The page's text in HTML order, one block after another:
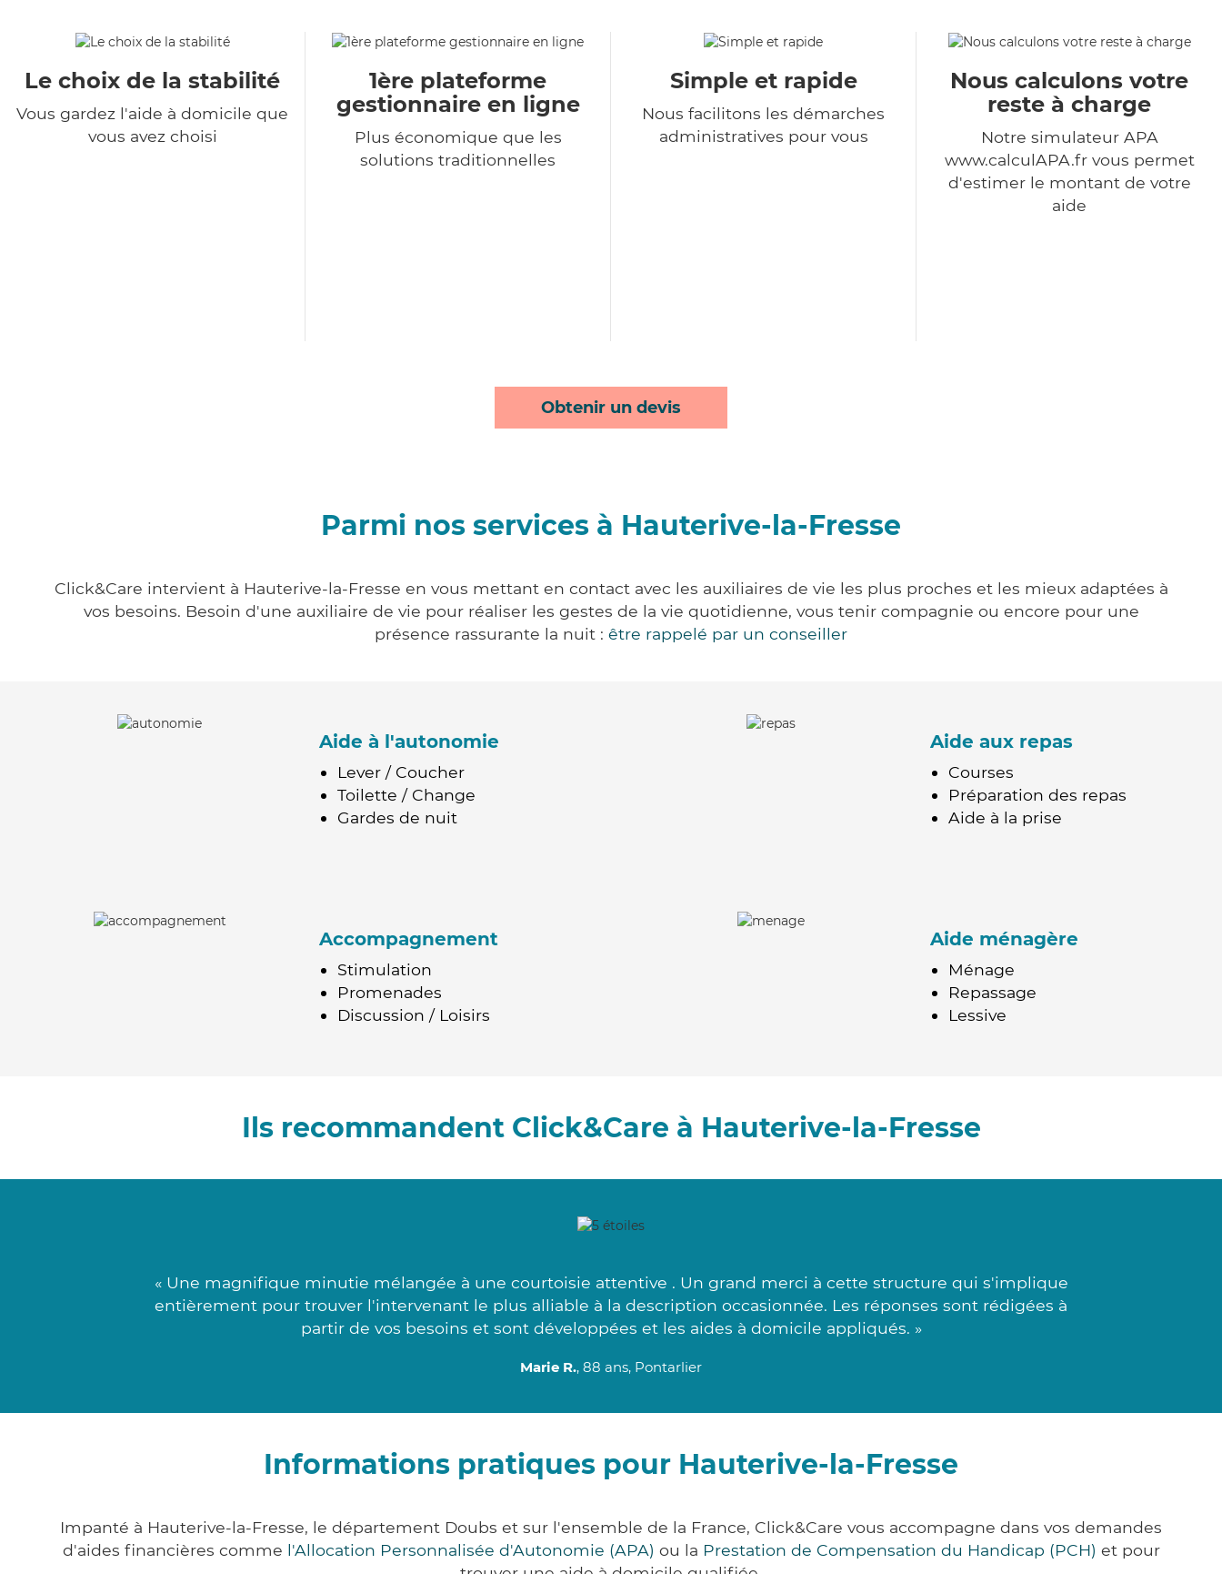
Le choix de la stabilité
Vous gardez l'aide à domicile que
vous avez choisi
1ère plateforme
gestionnaire en ligne
Plus économique que les
solutions traditionnelles
Simple et rapide
Nous facilitons les démarches
administratives pour vous
Nous calculons votre
reste à charge
Notre simulateur APA
www.calculAPA.fr vous permet
d'estimer le montant de votre
aide
Obtenir un devis
Parmi nos services à Hauterive-la-Fresse
Click&Care intervient à Hauterive-la-Fresse en vous mettant en contact avec les auxiliaires de vie les plus proches et les mieux adaptées à
vos besoins. Besoin d'une auxiliaire de vie pour réaliser les gestes de la vie quotidienne, vous tenir compagnie ou encore pour une
présence rassurante la nuit : être rappelé par un conseiller
Aide à l'autonomie
Lever / Coucher
Toilette / Change
Gardes de nuit
Aide aux repas
Courses
Préparation des repas
Aide à la prise
Accompagnement
Stimulation
Promenades
Discussion / Loisirs
Aide ménagère
Ménage
Repassage
Lessive
Ils recommandent Click&Care à Hauterive-la-Fresse
« Une magnifique minutie mélangée à une courtoisie attentive . Un grand merci à cette structure qui s'implique
entièrement pour trouver l'intervenant le plus alliable à la description occasionnée. Les réponses sont rédigées à
partir de vos besoins et sont développées et les aides à domicile appliqués. »
Marie R., 88 ans, Pontarlier
Informations pratiques pour Hauterive-la-Fresse
Impanté à Hauterive-la-Fresse, le département Doubs et sur l'ensemble de la France, Click&Care vous accompagne dans vos demandes
d'aides financières comme l'Allocation Personnalisée d'Autonomie (APA) ou la Prestation de Compensation du Handicap (PCH) et pour